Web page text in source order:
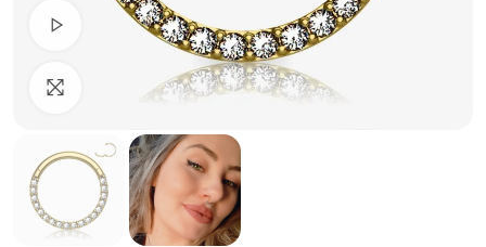
Ver Vídeo
Clique para ampliar